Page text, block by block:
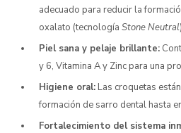
adecuado para reducir la
oxalato (tecnología Stone Neutral
Piel sana y pelaje brillante:
y 6, Vitamina A y Zinc para una
Higiene oral: Las croquetas
formación de sarro dental hasta
Fortalecimiento del sistema